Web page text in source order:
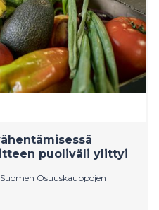
puoliväli ylittyi
Osuuskauppojen